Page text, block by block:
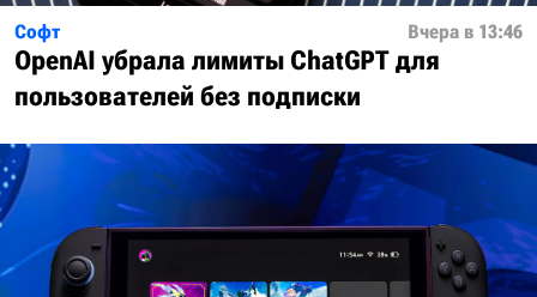
Софт Вчера в 13:46
OpenAI убрала лимиты ChatGPT для
пользователей без подписки